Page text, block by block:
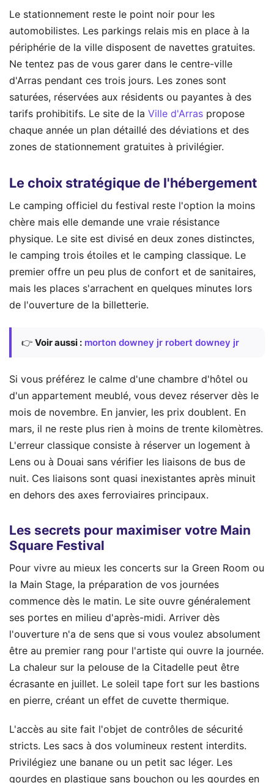
Le stationnement reste le point noir pour les
automobilistes. Les parkings relais mis en place à la
périphérie de la ville disposent de navettes gratuites.
Ne tentez pas de vous garer dans le centre-ville
d'Arras pendant ces trois jours. Les zones sont
saturées, réservées aux résidents ou payantes à des
tarifs prohibitifs. Le site de la Ville d'Arras propose
chaque année un plan détaillé des déviations et des
zones de stationnement gratuites à privilégier.
Le choix stratégique de l'hébergement
Le camping officiel du festival reste l'option la moins
chère mais elle demande une vraie résistance
physique. Le site est divisé en deux zones distinctes,
le camping trois étoiles et le camping classique. Le
premier offre un peu plus de confort et de sanitaires,
mais les places s'arrachent en quelques minutes lors
de l'ouverture de la billetterie.
👉 Voir aussi : morton downey jr robert downey jr
Si vous préférez le calme d'une chambre d'hôtel ou
d'un appartement meublé, vous devez réserver dès le
mois de novembre. En janvier, les prix doublent. En
mars, il ne reste plus rien à moins de trente kilomètres.
L'erreur classique consiste à réserver un logement à
Lens ou à Douai sans vérifier les liaisons de bus de
nuit. Ces liaisons sont quasi inexistantes après minuit
en dehors des axes ferroviaires principaux.
Les secrets pour maximiser votre Main
Square Festival
Pour vivre au mieux les concerts sur la Green Room ou
la Main Stage, la préparation de vos journées
commence dès le matin. Le site ouvre généralement
ses portes en milieu d'après-midi. Arriver dès
l'ouverture n'a de sens que si vous voulez absolument
être au premier rang pour l'artiste qui ouvre la journée.
La chaleur sur la pelouse de la Citadelle peut être
écrasante en juillet. Le soleil tape fort sur les bastions
en pierre, créant un effet de cuvette thermique.
L'accès au site fait l'objet de contrôles de sécurité
stricts. Les sacs à dos volumineux restent interdits.
Privilégiez une banane ou un petit sac léger. Les
gourdes en plastique sans bouchon ou les gourdes en